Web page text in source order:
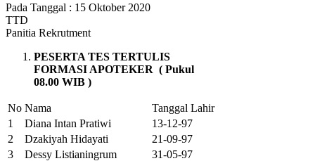
Pada Tanggal : 15 Oktober 2020
TTD
Panitia Rekrutment
PESERTA TES TERTULIS
FORMASI APOTEKER ( Pukul
08.00 WIB )
No Nama
Tanggal Lahir
1
Diana Intan Pratiwi
13-12-97
2
Dzakiyah Hidayati
21-09-97
3
Dessy Listianingrum
31-05-97